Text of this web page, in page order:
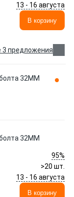
13 - 16 августа
В корзину
3 предложения
32MM
32MM
95%
>20 шт.
13 - 16 августа
В корзину